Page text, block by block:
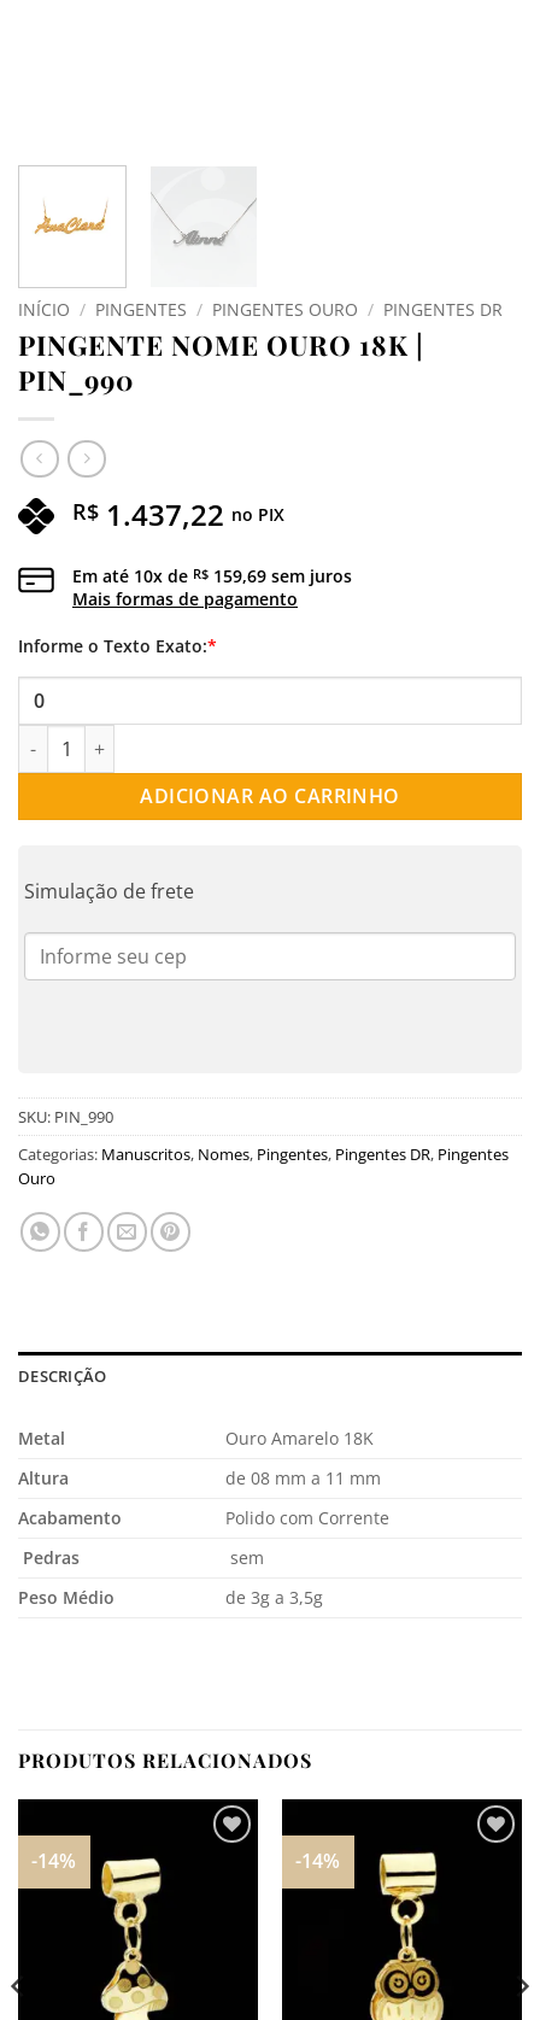
INÍCIO / PINGENTES / PINGENTES OURO / PINGENTES DR
PINGENTE NOME OURO 18K |
PIN_990
R$ 1.437,22 no PIX
Em até 10x de R$ 159,69 sem juros
Mais formas de pagamento
*
Informe o Texto Exato:
PINGENTE NOME OURO 18K | PIN_990 quantidade
ADICIONAR AO CARRINHO
Simulação de frete
SKU: PIN_990
Categorias: Manuscritos, Nomes, Pingentes, Pingentes DR, Pingentes
Ouro
DESCRIÇÃO
Metal
Ouro Amarelo 18K
Altura
de 08 mm a 11 mm
Acabamento
Polido com Corrente
Pedras
sem
Peso Médio
de 3g a 3,5g
PRODUTOS RELACIONADOS
-14% -14%